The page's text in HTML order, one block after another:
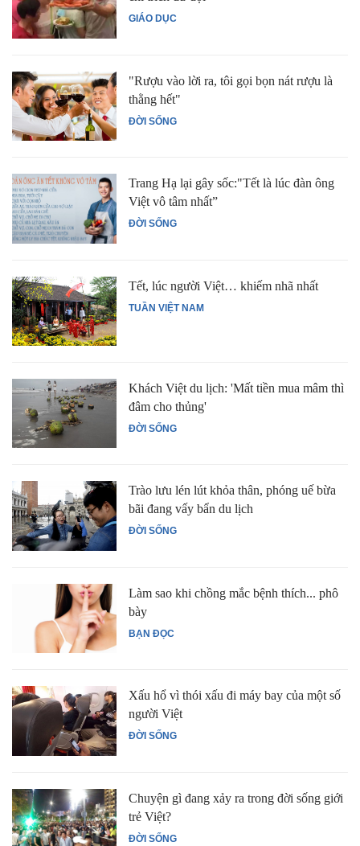
GIÁO DỤC
ĐỜI SỐNG
"Rượu vào lời ra, tôi gọi bọn nát rượu là
thằng hết"
ĐỜI SỐNG
Trang Hạ lại gây sốc:"Tết là lúc đàn ông
Việt vô tâm nhất”
TUẦN VIỆT NAM
Tết, lúc người Việt… khiếm nhã nhất
ĐỜI SỐNG
Khách Việt du lịch: 'Mất tiền mua mâm thì
đâm cho thủng'
ĐỜI SỐNG
Trào lưu lén lút khỏa thân, phóng uế bừa
bãi đang vấy bẩn du lịch
BẠN ĐỌC
Làm sao khi chồng mắc bệnh thích... phô
bày
ĐỜI SỐNG
Xấu hổ vì thói xấu đi máy bay của một số
người Việt
ĐỜI SỐNG
Chuyện gì đang xảy ra trong đời sống giới
trẻ Việt?